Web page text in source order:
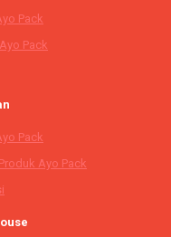
Pack
Pack
Pack
Ayo Pack